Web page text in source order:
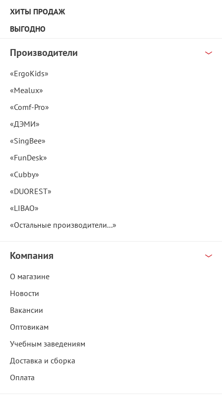
ХИТЫ ПРОДАЖ
ВЫГОДНО
Производители
«ErgoKids»
«Mealux»
«Comf-Pro»
«ДЭМИ»
«SingBee»
«FunDesk»
«Cubby»
«DUOREST»
«LIBAO»
«Остальные производители...»
Компания
О магазине
Новости
Вакансии
Оптовикам
Учебным заведениям
Доставка и сборка
Оплата